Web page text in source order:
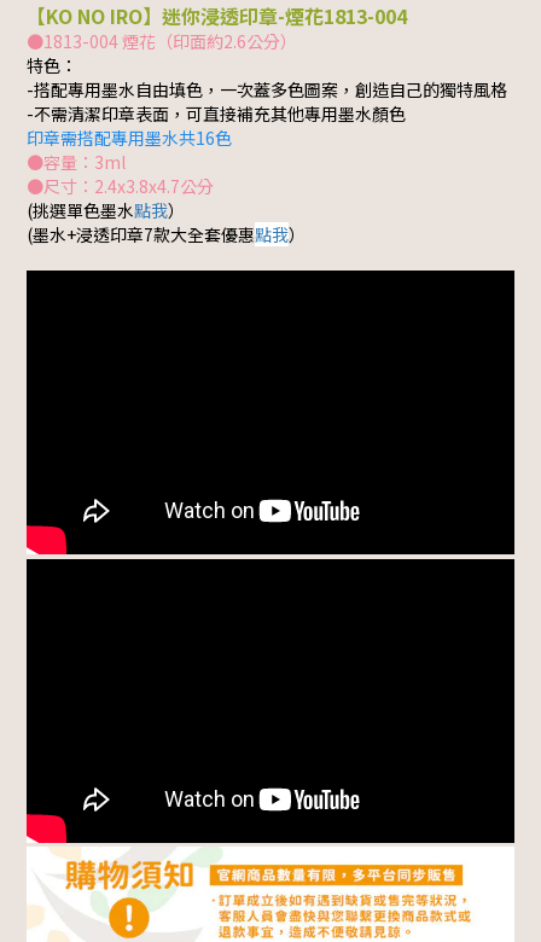
【KO NO IRO】迷你浸透印章-煙花1813-004
●1813-004 煙花（印面約2.6公分）
特色：
-搭配專用墨水自由填色，一次蓋多色圖案，創造自己的獨特風格
-不需清潔印章表面，可直接補充其他專用墨水顏色
印章需搭配專用墨水共16色
●容量：3ml
●尺寸：2.4x3.8x4.7公分
(挑選單色墨水點我）
(墨水+浸透印章7款大全套優惠點我）